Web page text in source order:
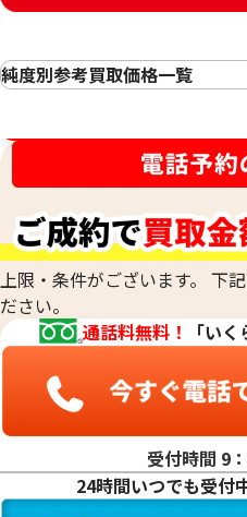
長野オリンピック冬季競技大
ーフ貨幣セット 第1次×2・2次
×1 計4点
純度別参考買取価格一覧
22金（K22）の買取
21.6金(K21.6)の買取
20金（K20）の買取
18金(K18)の買取
14金（K14）の買取
12金（K12）の買取
10金（K10）の買取
9金（K9）の買取
上限・条件がございます。 下
ださい。
通話料無料！
「い
受付時間 9
24時間いつでも受付